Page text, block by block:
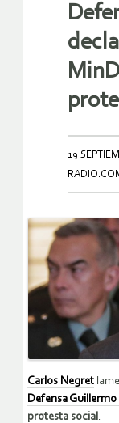
19
Carlos Negret
Defensa
protesta social .